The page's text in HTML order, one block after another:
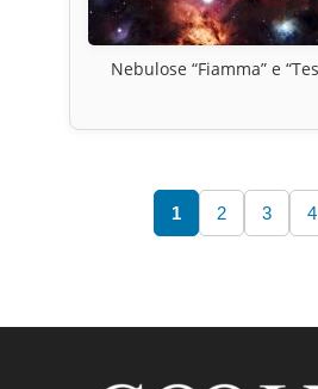
Nebulose “Fiamma” e
1 2 3 4